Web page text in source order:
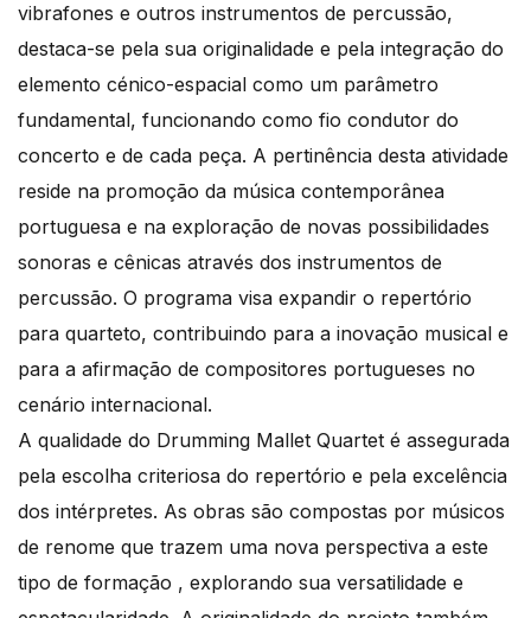
vibrafones e outros instrumentos de percussão,
destaca-se pela sua originalidade e pela integração do
elemento cénico-espacial como um parâmetro
fundamental, funcionando como fio condutor do
concerto e de cada peça. A pertinência desta atividade
reside na promoção da música contemporânea
portuguesa e na exploração de novas possibilidades
sonoras e cênicas através dos instrumentos de
percussão. O programa visa expandir o repertório
para quarteto, contribuindo para a inovação musical e
para a afirmação de compositores portugueses no
cenário internacional.
A qualidade do Drumming Mallet Quartet é assegurada
pela escolha criteriosa do repertório e pela excelência
dos intérpretes. As obras são compostas por músicos
de renome que trazem uma nova perspectiva a este
tipo de formação , explorando sua versatilidade e